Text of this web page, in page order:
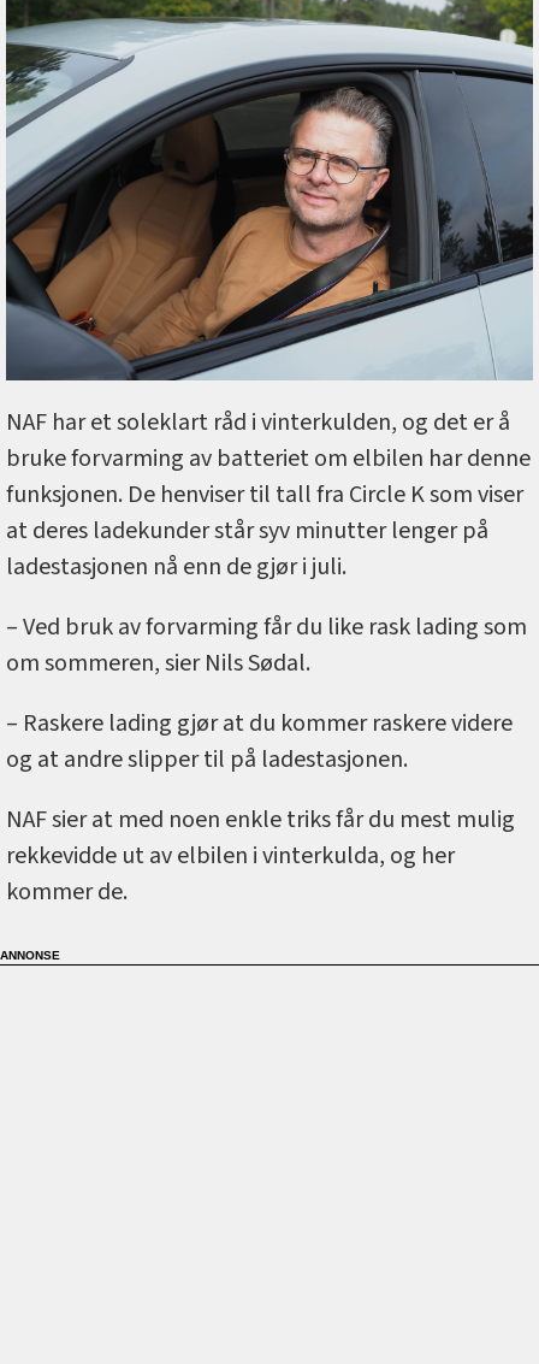
NAF har et soleklart råd i vinterkulden, og det er å
bruke forvarming av batteriet om elbilen har denne
funksjonen. De henviser til tall fra Circle K som viser
at deres ladekunder står syv minutter lenger på
ladestasjonen nå enn de gjør i juli.
– Ved bruk av forvarming får du like rask lading som
om sommeren, sier Nils Sødal.
– Raskere lading gjør at du kommer raskere videre
og at andre slipper til på ladestasjonen.
NAF sier at med noen enkle triks får du mest mulig
rekkevidde ut av elbilen i vinterkulda, og her
kommer de.